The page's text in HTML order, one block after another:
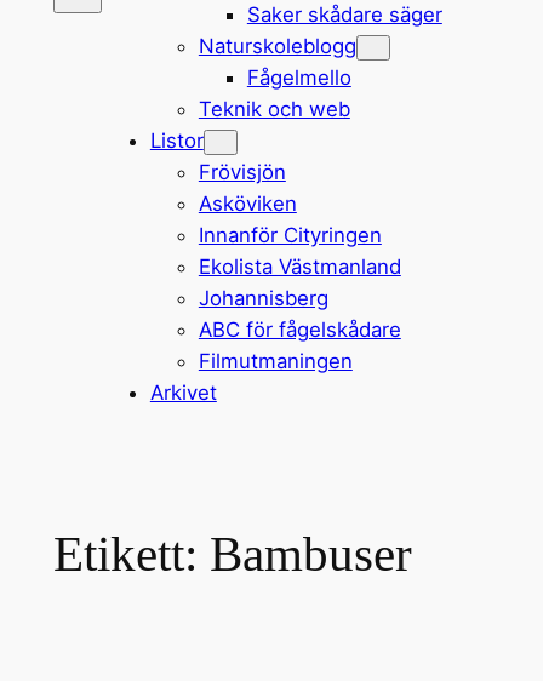
Saker skådare säger
Naturskoleblogg
Fågelmello
Teknik och web
Listor
Frövisjön
Asköviken
Innanför Cityringen
Ekolista Västmanland
Johannisberg
ABC för fågelskådare
Filmutmaningen
Arkivet
Etikett: Bambuser